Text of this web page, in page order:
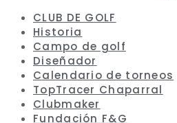
CLUB DE GOLF
Historia
Campo de golf
Diseñador
Calendario de torneos
TopTracer Chaparral
Clubmaker
Fundación F&G